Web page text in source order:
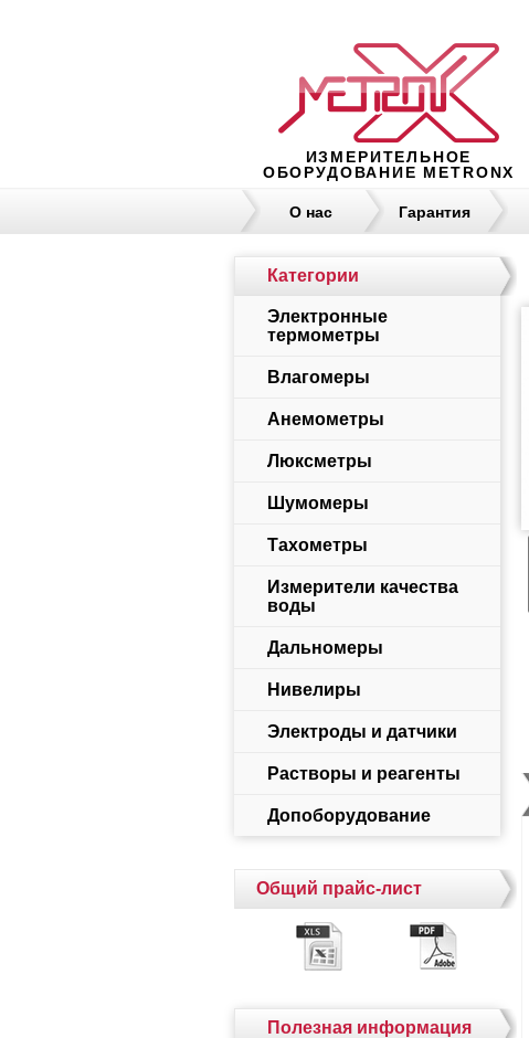
ИЗМЕРИТЕЛЬНОЕ
ОБОРУДОВАНИЕ METRONX
О нас Гарантия
Категории
Электронные
термометры
Влагомеры
Анемометры
Люксметры
Шумомеры
Тахометры
Измерители качества
воды
Дальномеры
Нивелиры
Электроды и датчики
Растворы и реагенты
Допоборудование
Общий прайс-лист
Полезная информация